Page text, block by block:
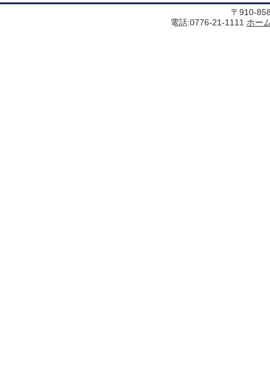
〒910-
電話:0776-21-1111 ホー